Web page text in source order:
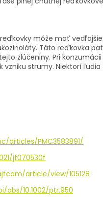
môže mať
Táto reďkovka
zlúčeniny. Pri
strumy. Niektorí
articles/PMC3583891/
jf070530f
article/view/105128
abs/10.1002/ptr.950